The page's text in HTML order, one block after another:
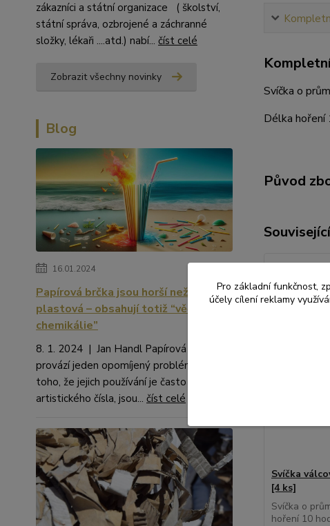
zákazníci a státní organizace ( školství,
státní správa, ozbrojené a záchranné
složky, lékaři ....atd.) nabí... číst celé
Zobrazit všechny novinky
Blog
16.01.2024
Papírová brčka jsou horší než
plastová – obsahují totiž “věčné
chemikálie”
8. 1. 2024 | Jan Handl Papírová brčka
provází jeden opomíjený problém. Kromě
toho, že jejich používání je často na hraně
artistického čísla, jsou... číst celé
Svíčka o
Délka hoření
Původ
Svíčka
[4 ks]
Svíčka o
hoření 10
Pro základní funkčnost,
účely cílení reklamy